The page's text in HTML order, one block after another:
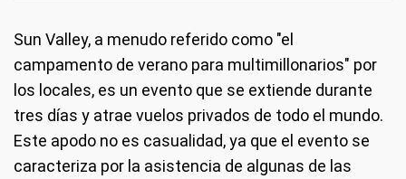
Sun Valley, a menudo referido como "el
campamento de verano para multimillonarios" por
los locales, es un evento que se extiende durante
tres días y atrae vuelos privados de todo el mundo.
Este apodo no es casualidad, ya que el evento se
caracteriza por la asistencia de algunas de las